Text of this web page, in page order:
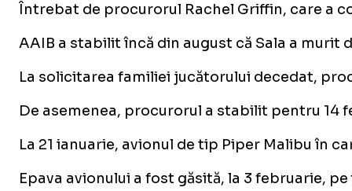
Întrebat de procurorul Rachel Griffin, care a
AAIB a stabilit încă din august că Sala a
La solicitarea familiei jucătorului decedat,
De asemenea, procurorul a stabilit pentru 14
La 21 ianuarie, avionul de tip Piper Malibu în
Epava avionului a fost găsită, la 3 februarie,